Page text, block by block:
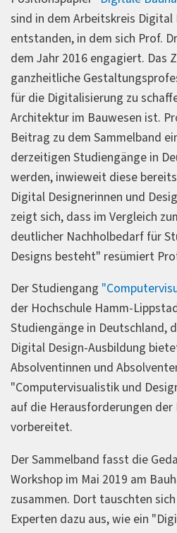
sind in dem Arbeitskreis Digital
entstanden, in dem sich Prof.
dem Jahr 2016 engagiert. Das
ganzheitliche
für die Digitalisierung zu
Architektur im Bauwesen ist.
Beitrag zu dem Sammelband
derzeitigen Studiengänge in
werden, inwieweit diese
Digital Designerinnen und
zeigt sich, dass im Vergleich
deutlicher Nachholbedarf für
Designs besteht" resümiert
Der Studiengang
der Hochschule Hamm-
Studiengänge in Deutschland,
Digital Design-Ausbildung
Absolventinnen und
"Computervisualistik und
auf die Herausforderungen
vorbereitet.
Der Sammelband fasst die
Workshop im Mai 2019 am
zusammen. Dort tauschten
Experten dazu aus, wie ein